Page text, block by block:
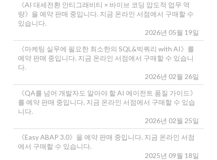
《AI 대세전환 안티그래비티 × 바이브 코딩 압도적 업무 역
량》을 예약 판매 중입니다. 지금 온라인 서점에서 구매할 수
있습니다.
2026년 05월 19일
《마케팅 실무에 필요한 최소한의 SQL&빅쿼리 with AI》를
예약 판매 중입니다. 지금 온라인 서점에서 구매할 수 있습니
다.
2026년 02월 26일
《QA를 넘어 개발자도 알아야 할 AI 에이전트 품질 가이드》
를 예약 판매 중입니다. 지금 온라인 서점에서 구매할 수 있습
니다.
2026년 02월 25일
《Easy ABAP 3.0》을 예약 판매 중입니다. 지금 온라인 서점
에서 구매할 수 있습니다.
2025년 09월 18일